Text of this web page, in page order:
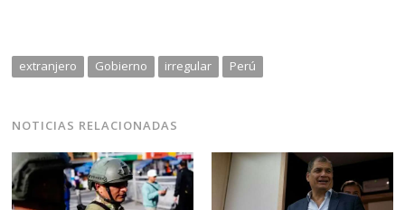
extranjero Gobierno irregular Perú
NOTICIAS RELACIONADAS